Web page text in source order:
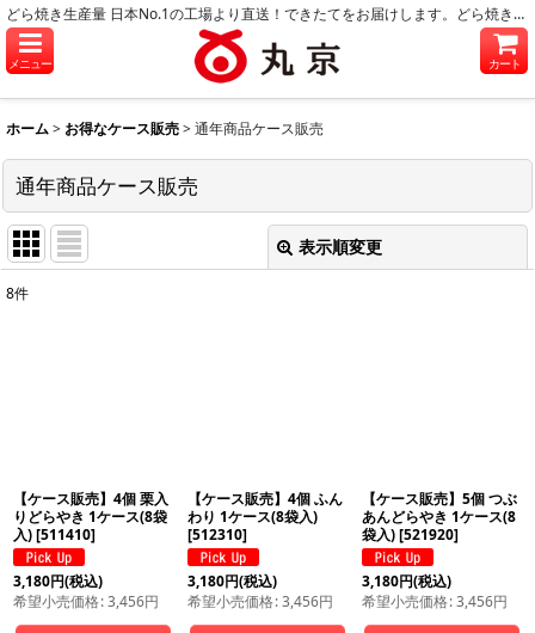
どら焼き生産量 日本No.1の工場より直送！できたてをお届けします。どら焼き・和菓子のお取り寄せに。
メニュー カート
ホーム > お得なケース販売>通年商品ケース販売
通年商品ケース販売
表示順変更
8件
【ケース販売】4個 栗入
りどらやき 1ケース(8袋
入)[511410]
3,180円(税込)
希望小売価格:3,456円
【ケース販売】4個 ふん
わり 1ケース(8袋入)
[512310]
3,180円(税込)
希望小売価格:3,456円
【ケース販売】5個 つぶ
あんどらやき 1ケース(8
袋入)[521920]
3,180円(税込)
希望小売価格:3,456円